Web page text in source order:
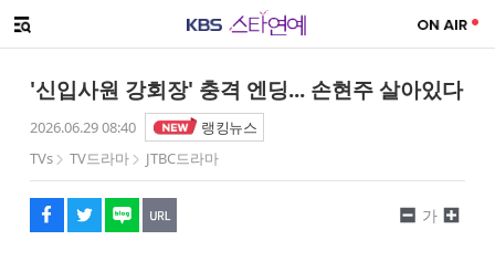
메뉴 열기
'신입사원 강회장' 충격 엔딩... 손현주 살아있다
2026.06.29 08:40
랭킹뉴스
TVs
TV드라마 JTBC드라마
페이스북
트위터
네이버
URL복사
글씨 작게보기
가
글씨 크게보기
해시태그